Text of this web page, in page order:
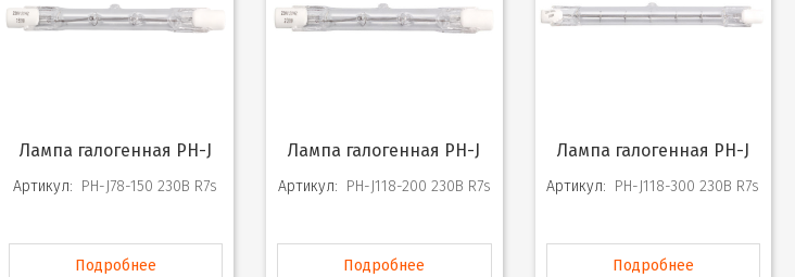
Лампа галогенная PH-J
Артикул: PH-J78-150 230В R7s
Подробнее
Лампа галогенная PH-J
Артикул: PH-J118-200 230В R7s
Подробнее
Лампа галогенная PH-J
Артикул: PH-J118-300 230В R7s
Подробнее